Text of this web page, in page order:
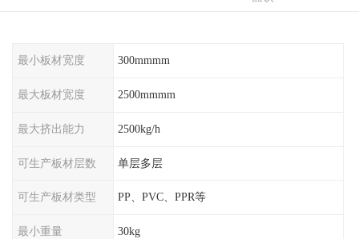
最小板材宽度 300mmmm
最大板材宽度 2500mmmm
最大挤出能力 2500kg/h
可生产板材层数 单层多层
可生产板材类型 PP、PVC、PPR等
最小重量 30kg